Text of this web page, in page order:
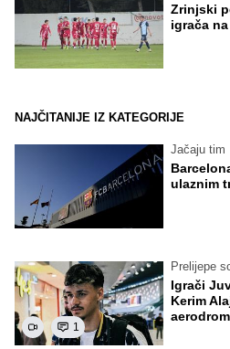
Zrinjski
igrača
NAJČITANIJE IZ KATEGORIJE
Jačaju tim
ulaznim
1
Prelijepe
Igrači
Kerim